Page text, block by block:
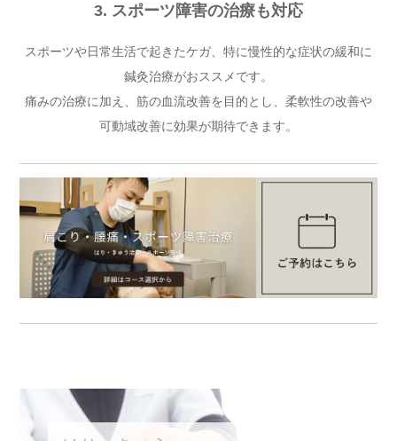
3. スポーツ障害の治療も対応
スポーツや日常生活で起きたケガ、特に慢性的な症状の緩和に
鍼灸治療がおススメです。
痛みの治療に加え、筋の血流改善を目的とし、柔軟性の改善や
可動域改善に効果が期待できます。